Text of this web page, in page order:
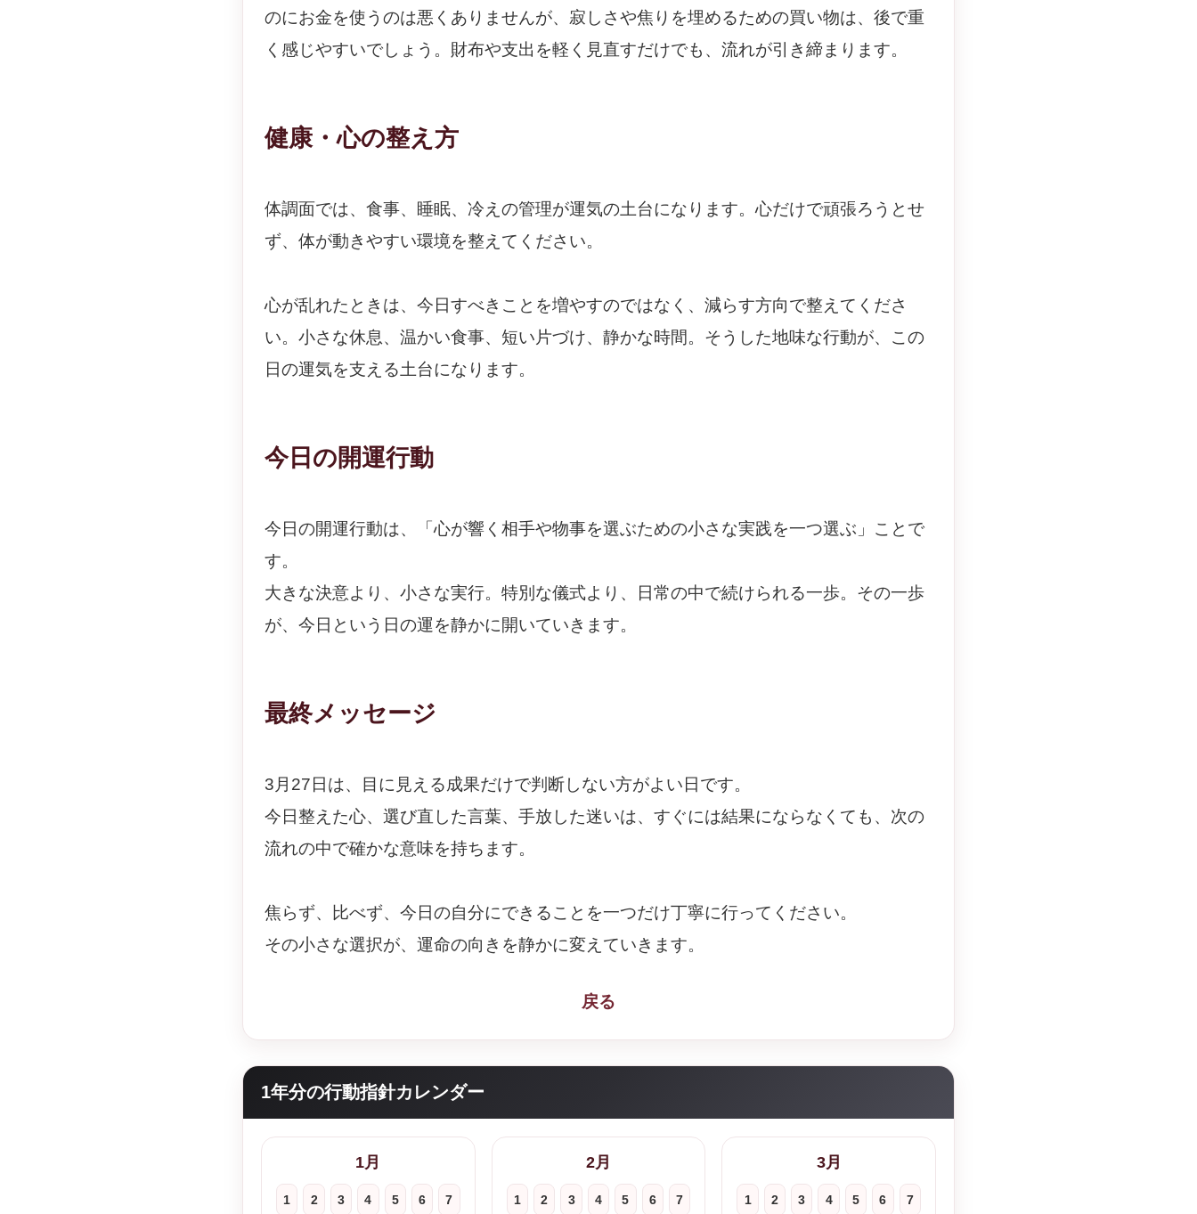
のにお金を使うのは悪くありませんが、寂しさや焦りを埋めるための買い物は、後で重
く感じやすいでしょう。財布や支出を軽く見直すだけでも、流れが引き締まります。
健康・心の整え方
体調面では、食事、睡眠、冷えの管理が運気の土台になります。心だけで頑張ろうとせ
ず、体が動きやすい環境を整えてください。
心が乱れたときは、今日すべきことを増やすのではなく、減らす方向で整えてくださ
い。小さな休息、温かい食事、短い片づけ、静かな時間。そうした地味な行動が、この
日の運気を支える土台になります。
今日の開運行動
今日の開運行動は、「心が響く相手や物事を選ぶための小さな実践を一つ選ぶ」ことで
す。
大きな決意より、小さな実行。特別な儀式より、日常の中で続けられる一歩。その一歩
が、今日という日の運を静かに開いていきます。
最終メッセージ
3月27日は、目に見える成果だけで判断しない方がよい日です。
今日整えた心、選び直した言葉、手放した迷いは、すぐには結果にならなくても、次の
流れの中で確かな意味を持ちます。
焦らず、比べず、今日の自分にできることを一つだけ丁寧に行ってください。
その小さな選択が、運命の向きを静かに変えていきます。
戻る
1年分の行動指針カレンダー
1月
1 2 3 4 5 6 7
2月
1 2 3 4 5 6 7
3月
1 2 3 4 5 6 7